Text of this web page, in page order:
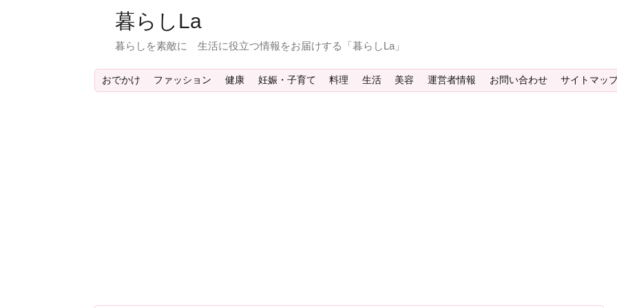
暮らしLa
暮らしを素敵に 生活に役立つ情報をお届けする「暮らしLa」
おでかけ ファッション 健康 妊娠・子育て 料理 生活 美容 運営者情報 お問い合わせ サイトマッ